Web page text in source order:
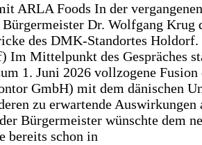
ARLA Foods In der
Dr. Wolfgang Krug
des DMK-Standortes Holdorf.
Im Mittelpunkt des Gespräches
1. Juni 2026 vollzogene
GmbH) mit dem dänischen
zu erwartende Auswirkungen
Bürgermeister wünschte dem
bereits schon in